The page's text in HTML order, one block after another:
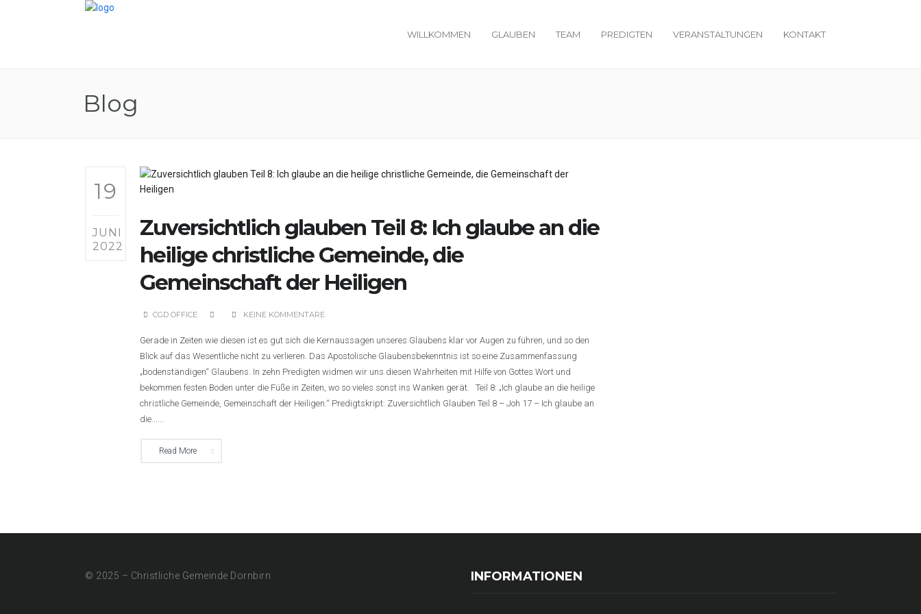
WILLKOMMEN GLAUBEN TEAM PREDIGTEN VERANSTALTUNGEN KONTAKT
Blog
19
JUNI
2022
Zuversichtlich glauben Teil 8: Ich glaube an die
heilige christliche Gemeinde, die
Gemeinschaft der Heiligen
CGD OFFICE KEINE KOMMENTARE
Gerade in Zeiten wie diesen ist es gut sich die Kernaussagen unseres Glaubens klar vor Augen zu führen, und so den
Blick auf das Wesentliche nicht zu verlieren. Das Apostolische Glaubensbekenntnis ist so eine Zusammenfassung
„bodenständigen“ Glaubens. In zehn Predigten widmen wir uns diesen Wahrheiten mit Hilfe von Gottes Wort und
bekommen festen Boden unter die Füße in Zeiten, wo so vieles sonst ins Wanken gerät. Teil 8: „Ich glaube an die heilige
christliche Gemeinde, Gemeinschaft der Heiligen.“ Predigtskript: Zuversichtlich Glauben Teil 8 – Joh 17 – Ich glaube an
die......
Read More
© 2025 – Christliche Gemeinde Dornbirn INFORMATIONEN